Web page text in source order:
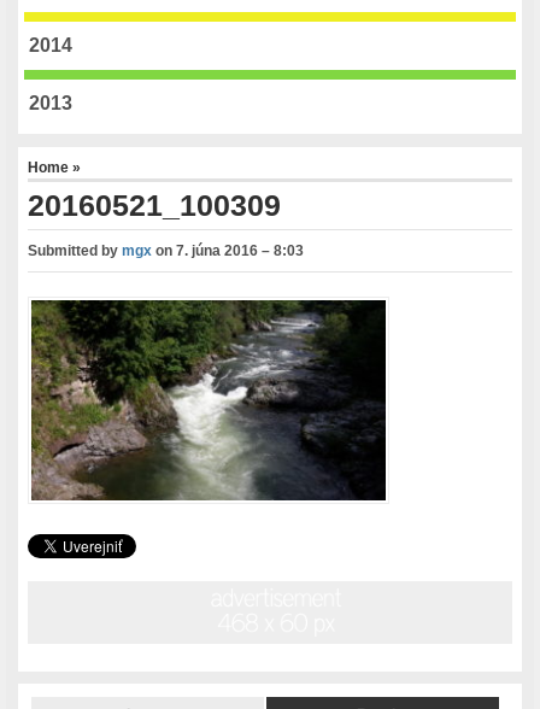
2014
2013
Home»
20160521_100309
Submitted bymgx on7. júna 2016 – 8:03